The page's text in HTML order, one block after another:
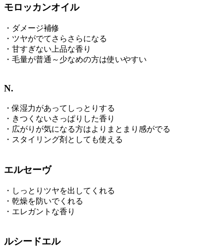
モロッカンオイル
・ダメージ補修
・ツヤがでてさらさらになる
・甘すぎない上品な香り
・毛量が普通～少なめの方は使いやすい
N.
・保湿力があってしっとりする
・きつくないさっぱりした香り
・広がりが気になる方はよりまとまり感がでる
・スタイリング剤としても使える
エルセーヴ
・しっとりツヤを出してくれる
・乾燥を防いでくれる
・エレガントな香り
ルシードエル